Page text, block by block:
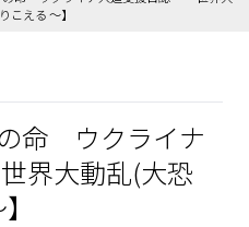
こえる ～】
の命 ウクライナ
界大動乱(大恐